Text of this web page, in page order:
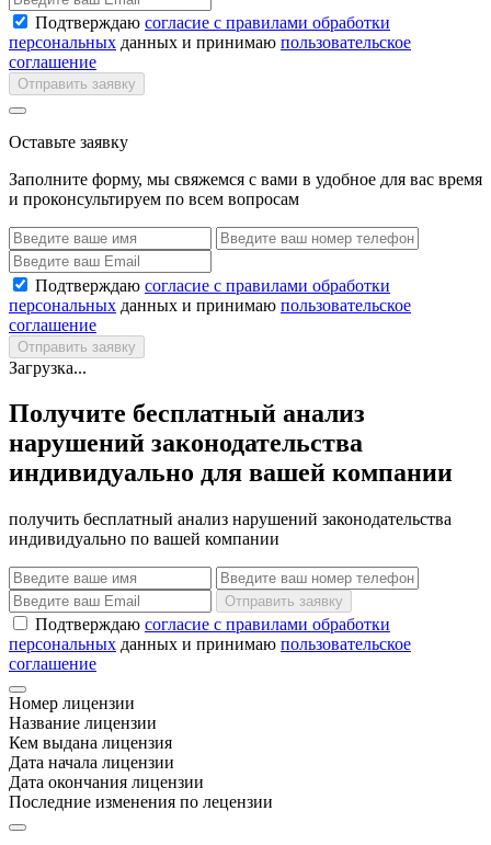
Подтверждаю согласие с правилами обработки
персональных данных и принимаю пользовательское
соглашение
Отправить заявку
Оставьте заявку
Заполните форму, мы свяжемся с вами в удобное для вас время
и проконсультируем по всем вопросам
Подтверждаю согласие с правилами обработки
персональных данных и принимаю пользовательское
соглашение
Отправить заявку
Загрузка...
Получите бесплатный анализ
нарушений законодательства
индивидуально для вашей компании
получить бесплатный анализ нарушений законодательства
индивидуально по вашей компании
Отправить заявку
Подтверждаю согласие с правилами обработки
персональных данных и принимаю пользовательское
соглашение
Номер лицензии
Название лицензии
Кем выдана лицензия
Дата начала лицензии
Дата окончания лицензии
Последние изменения по лецензии